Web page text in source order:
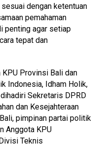
dengan ketentuan
pemahaman
penting agar setiap
tepat dan
Provinsi Bali dan
Indonesia, Idham Holik,
Sekretaris DPRD
dan Kesejahteraan
pimpinan partai politik
Anggota KPU
Teknis